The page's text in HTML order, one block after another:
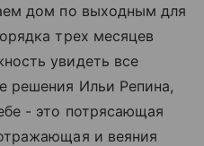
дом по выходным для
трех месяцев
увидеть все
решения Ильи Репина,
- это потрясающая
и веяния